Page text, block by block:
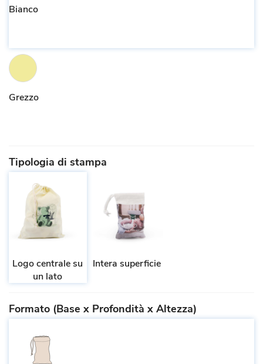
Bianco
Grezzo
Tipologia di stampa
Logo centrale su
un lato
Intera superficie
Formato (Base x Profondità x Altezza)